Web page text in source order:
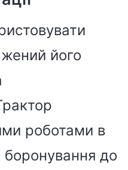
його
роботами в
боронування до